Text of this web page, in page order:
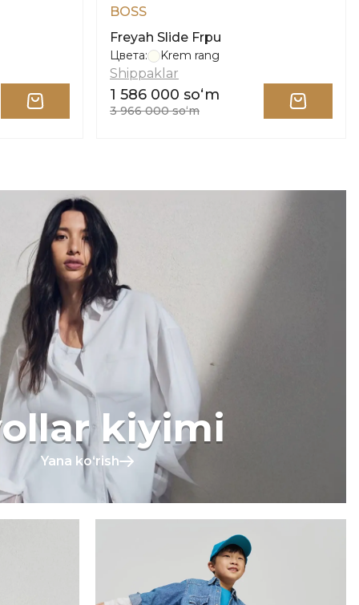
BOSS
Freyah Slide Frpu
Цвета: Krem rang
Shippaklar
1 586 000 soʻm
3 966 000 soʻm
kiyimi
Yana koʻrish